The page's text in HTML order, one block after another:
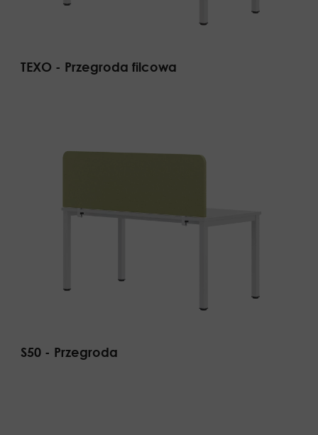
TEXO - Przegroda filcowa
S50 - Przegroda